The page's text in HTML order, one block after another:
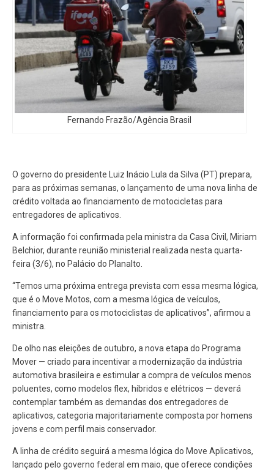
Fernando Frazão/Agência Brasil
O governo do presidente Luiz Inácio Lula da Silva (PT) prepara,
para as próximas semanas, o lançamento de uma nova linha de
crédito voltada ao financiamento de motocicletas para
entregadores de aplicativos.
A informação foi confirmada pela ministra da Casa Civil, Miriam
Belchior, durante reunião ministerial realizada nesta quarta-
feira (3/6), no Palácio do Planalto.
“Temos uma próxima entrega prevista com essa mesma lógica,
que é o Move Motos, com a mesma lógica de veículos,
financiamento para os motociclistas de aplicativos”, afirmou a
ministra.
De olho nas eleições de outubro, a nova etapa do Programa
Mover — criado para incentivar a modernização da indústria
automotiva brasileira e estimular a compra de veículos menos
poluentes, como modelos flex, híbridos e elétricos — deverá
contemplar também as demandas dos entregadores de
aplicativos, categoria majoritariamente composta por homens
jovens e com perfil mais conservador.
A linha de crédito seguirá a mesma lógica do Move Aplicativos,
lançado pelo governo federal em maio, que oferece condições